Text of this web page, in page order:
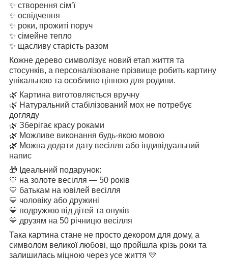
✨ створення сім’ї
✨ освідчення
✨ роки, прожиті поруч
✨ сімейне тепло
✨ щасливу старість разом
Кожне дерево символізує новий етап життя та
стосунків, а персоналізоване прізвище робить картину
унікальною та особливо цінною для родини.
🌿 Картина виготовляється вручну
🌿 Натуральний стабілізований мох не потребує
догляду
🌿 Зберігає красу роками
🌿 Можливе виконання будь-якою мовою
🌿 Можна додати дату весілля або індивідуальний
напис
🎁 Ідеальний подарунок:
💛 на золоте весілля — 50 років
💛 батькам на ювілей весілля
💛 чоловіку або дружині
💛 подружжю від дітей та онуків
💛 друзям на 50 річницю весілля
Така картина стане не просто декором для дому, а
символом великої любові, що пройшла крізь роки та
залишилась міцною через усе життя 💛